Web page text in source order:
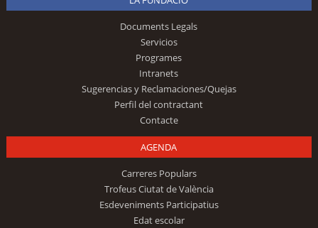
Documents Legals
Servicios
Programes
Intranets
Sugerencias y Reclamaciones/Quejas
Perfil del contractant
Contacte
AGENDA
Carreres Populars
Trofeus Ciutat de València
Esdeveniments Participatius
Edat escolar